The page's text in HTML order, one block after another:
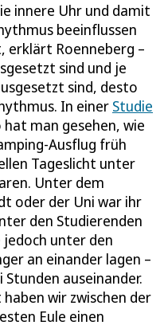
innere Uhr und damit
beeinflussen
erklärt Roenneberg –
sind und je
sind, desto
In einer Studie
man gesehen, wie
Ausflug früh
Tageslicht unter
Unter dem
oder der Uni war ihr
den Studierenden
jedoch unter den
an einander lagen –
auseinander.
wir zwischen der
Eule einen